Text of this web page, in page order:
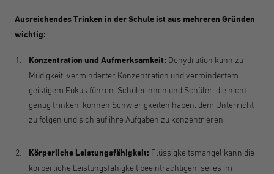
Ausreichendes Trinken in der Schule ist aus mehreren Gründen
wichtig:
Konzentration und Aufmerksamkeit: Dehydration kann zu
Müdigkeit, verminderter Konzentration und vermindertem
geistigem Fokus führen. Schülerinnen und Schüler, die nicht
genug trinken, können Schwierigkeiten haben, dem Unterricht
zu folgen und sich auf ihre Aufgaben zu konzentrieren.
Körperliche Leistungsfähigkeit: Flüssigkeitsmangel kann die
körperliche Leistungsfähigkeit beeinträchtigen, sei es im